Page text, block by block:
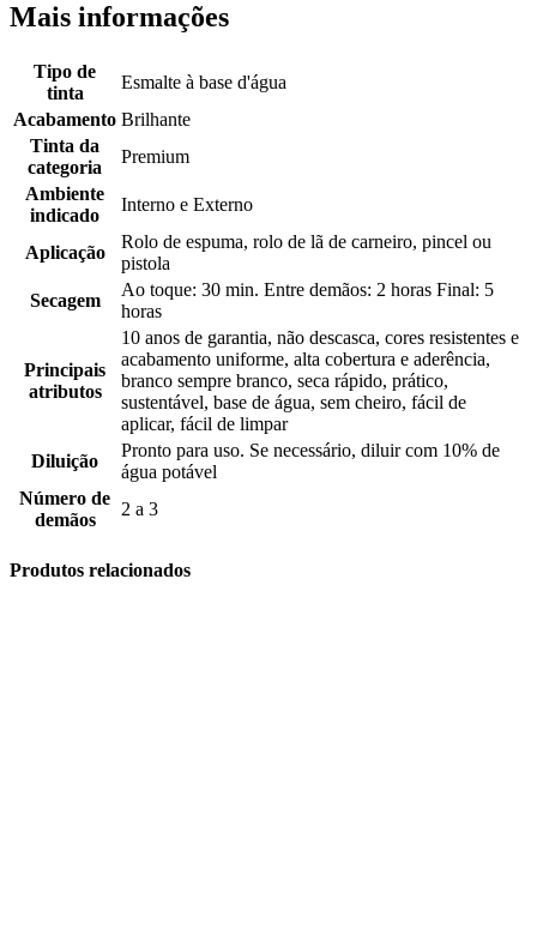
Mais informações
Tipo de
tinta
Esmalte à base d'água
Acabamento Brilhante
Tinta da
categoria
Premium
Ambiente
indicado
Interno e Externo
Aplicação
Rolo de espuma, rolo de lã de carneiro, pincel ou
pistola
Secagem
Ao toque: 30 min. Entre demãos: 2 horas Final: 5
horas
Principais
atributos
10 anos de garantia, não descasca, cores resistentes e
acabamento uniforme, alta cobertura e aderência,
branco sempre branco, seca rápido, prático,
sustentável, base de água, sem cheiro, fácil de
aplicar, fácil de limpar
Diluição
Pronto para uso. Se necessário, diluir com 10% de
água potável
Número de
demãos
2 a 3
Produtos relacionados